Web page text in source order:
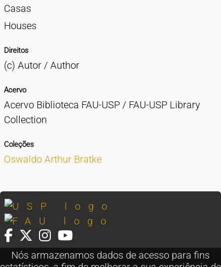
Nós armazenamos dados de acesso para fins
Casas
Houses
Direitos
(c) Autor / Author
Acervo
Acervo Biblioteca FAU-USP / FAU-USP Library
Collection
Coleções
Oswaldo Arthur Bratke
FAU Cidade Universitária